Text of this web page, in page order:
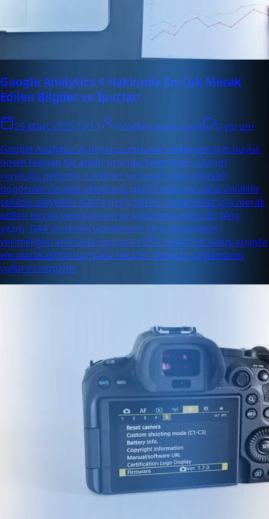
Google Analytics 4 Hakkında En Çok Merak
Edilen Bilgiler ve İpuçları
25 Mart 2025 16:17 info@enabase.com
0 yorum
Google Analytics 4, dijital pazarlama stratejileri için büyük
önem taşıyan bir analiz aracıdır. İşletmeler, GA4'ün
sunduğu gelişmiş özellikler ve yapay zeka destekli
öngörüler ile web sitelerinin performansını daha etkili bir
şekilde izleyebilir. GA4'e geçiş süreci, kullanıcılar için merak
edilen birçok yeni kavram ve uygulama içerir. Bu blog
yazısı, GA4'ün temel yeniliklerini ve kullanıcıların
verimliliğini artıracak ipuçlarını SEO odaklı bir bakış açısıyla
ele alarak dijital dünyada rekabet avantajı sağlamanın
yollarını sunuyor.